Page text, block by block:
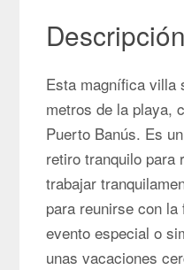
Descripción
Esta magnífica villa
metros de la playa,
Puerto Banús. Es
retiro tranquilo para
trabajar
para reunirse con
evento especial o
unas vacaciones